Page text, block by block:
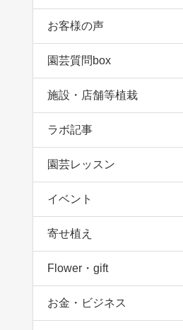
お客様の声
園芸質問box
施設・店舗等植栽
ラボ記事
園芸レッスン
イベント
寄せ植え
Flower・gift
お金・ビジネス